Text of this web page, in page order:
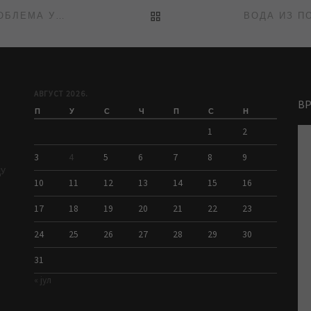
РЕШЕН ПРОБЛЕМ КОЈИ ЈЕ ДОВЕО ДО КРАЋИХ ПРОБЛЕМА У ВОДОСНАБДЕВАЊУ BACK TO POST LIST
АВГУСТ 2026.
П У С Ч П С Н
1 2
3 4 5 6 7 8 9
10 11 12 13 14 15 16
17 18 19 20 21 22 23
24 25 26 27 28 29 30
31
« јул